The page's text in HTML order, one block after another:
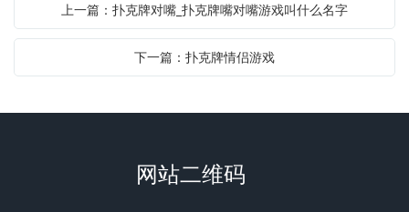
上一篇：扑克牌对嘴_扑克牌嘴对嘴游戏叫什么名字
下一篇：扑克牌情侣游戏
网站二维码